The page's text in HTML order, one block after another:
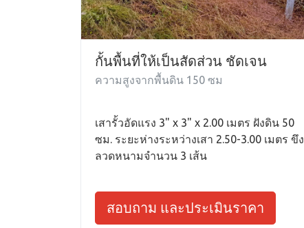
กั้นพื้นที่ให้เป็นสัดส่วน ชัดเจน
ความสูงจากพื้นดิน 150 ซม
เสารั้วอัดแรง 3" x 3" x 2.00 เมตร ฝังดิน 50
ซม. ระยะห่างระหว่างเสา 2.50-3.00 เมตร ขึง
ลวดหนามจำนวน 3 เส้น
สอบถาม และประเมินราคา